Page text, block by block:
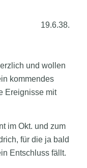
19.6.38.
und wollen
kommendes
Ereignisse mit
im Okt. und zum
für die ja bald
Entschluss fällt.